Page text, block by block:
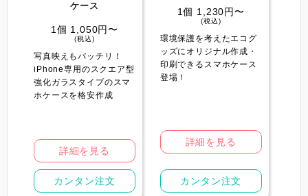
ケース
1個 1,050円〜
(税込)
写真映えもバッチリ！
iPhone専用のスクエア型
強化ガラスタイプのスマ
ホケースを格安作成
詳細を見る
カンタン注文
1個 1,230円〜
(税込)
環境保護を考えたエコグ
ッズにオリジナル作成・
印刷できるスマホケース
登場！
詳細を見る
カンタン注文